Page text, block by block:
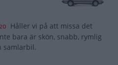
Håller vi på att missa det
bara är skön, snabb, rymlig
samlarbil.